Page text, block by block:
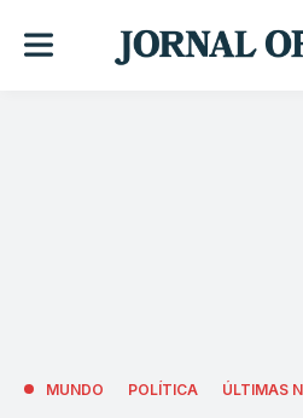
MUNDO POLÍTICA ÚLTIMAS